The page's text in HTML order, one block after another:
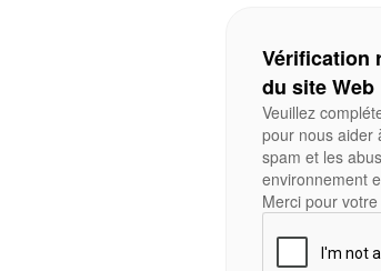
Vérification
du site Web
Veuillez
pour nous aider
spam et les
environnement
Merci pour